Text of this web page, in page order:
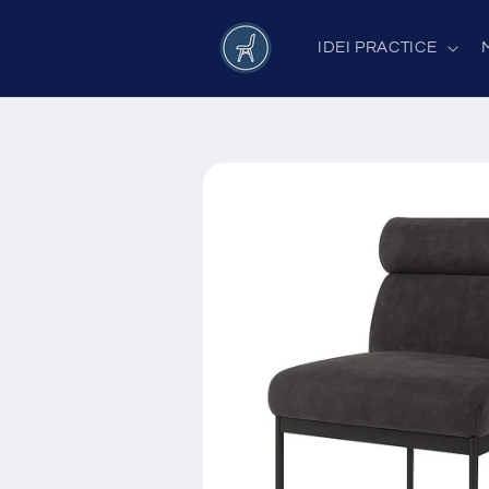
IDEI PRACTICE